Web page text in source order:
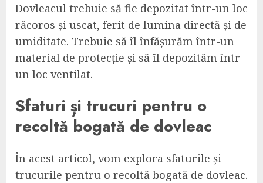
Dovleacul trebuie să fie depozitat într-un loc
răcoros și uscat, ferit de lumina directă și de
umiditate. Trebuie să îl înfășurăm într-un
material de protecție și să îl depozităm într-
un loc ventilat.
Sfaturi și trucuri pentru o
recoltă bogată de dovleac
În acest articol, vom explora sfaturile și
trucurile pentru o recoltă bogată de dovleac.